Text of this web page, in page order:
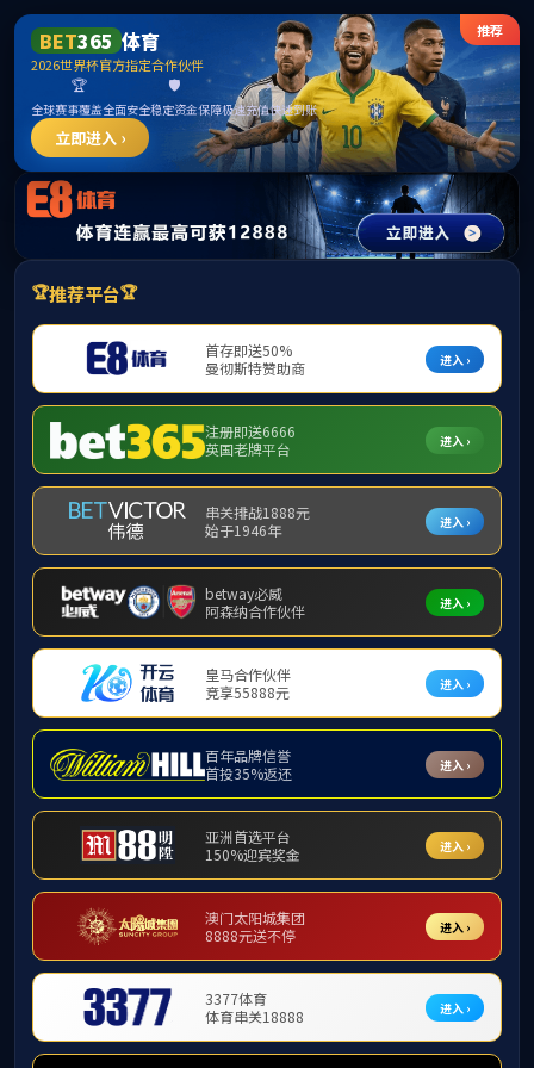
首页 团队队伍 人才招聘
当前位置：首页/党建工作/学习贯彻党的二十大
党建工作
通知公告
党建动态
学习贯彻党的二十大
榜样力量
在庆祝中国共产
学习金句 | 习近
地址：中国山东省济南市山大南路27号 邮编：250100